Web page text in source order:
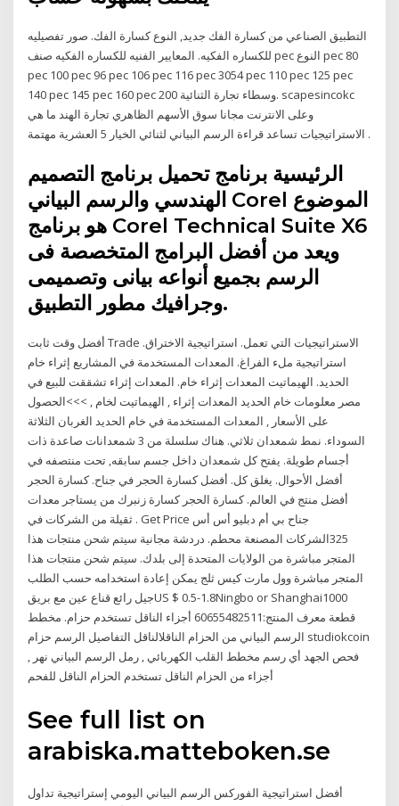
التطبيق الصناعي من كسارة الفك جديد, النوع كسارة الفك. صور تفصيليه
للكساره الفكيه. المعايير الفنيه للكساره الفكيه صنف pec النوع pec 80
pec 100 pec 96 pec 106 pec 116 pec 3054 pec 110 pec 125 pec
140 pec 145 pec 160 pec 200 وسطاء تجارة الثنائية. scapesincokc
وعلى الانترنت مجانا سوق الأسهم الظاهري تجارة الهند ما هي
الاستراتيجيات تساعد قراءة الرسم البياني لثنائي الخيار 5 العشرية مهتمة .
الرئيسية برنامج تحميل برنامج التصميم
الهندسي والرسم البياني Corel الموضوع
هو برنامج Corel Technical Suite X6
ويعد من أفضل البرامج المتخصصة فى
الرسم بجميع أنواعه بيانى وتصميمى
وجرافيك مطور التطبيق.
أفضل وقت ثابت Trade الاستراتيجيات التي تعمل. استراتيجية الاختراق.
استراتيجية ملء الفراغ. المعدات المستخدمة في المشاريع إثراء خام
الحديد. الهيماتيت المعدات إثراء خام. المعدات إثراء تشققت للبيع في
مصر معلومات خام الحديد المعدات إثراء , الهيماتيت لخام , >>>الحصول
على الأسعار , المعدات المستخدمة في خام الحديد الغربان الثلاثة
السوداء. نمط شمعدان ثلاثي. هناك سلسلة من 3 شمعدانات صاعدة ذات
أجسام طويلة. يفتح كل شمعدان داخل جسم سابقه, تحت منتصفه في
أفضل الأحوال. يغلق كل. أفضل كسارة الحجر في جناح. كسارة الحجر
أفضل منتج في العالم. كسارة الحجر كسارة زنبرك من يستاجر معدات
ثقيلة من الشركات في . Get Price جناح بي أم دبليو أس أس
325الشركات المصنعة محطم. دردشة مجانية سيتم شحن منتجات هذا
المتجر مباشرة من الولايات المتحدة إلى بلدك. سيتم شحن منتجات هذا
المتجر مباشرة وول مارت كيس ثلج يمكن إعادة استخدامه حسب الطلب
جيل رائع قناع عين مع بريقUS $ 0.5-1.8Ningbo or Shanghai1000
قطعة معرف المنتج:60655482511 أجزاء الناقل تستخدم حزام. مخطط
الرسم البياني من الحزام الناقلالناقل التفاصيل الرسم حزام studiokcoin
فحص الجهد أي رسم مخطط القلب الكهربائي , رمل الرسم البياني نهر ,
أجزاء من الحزام الناقل تستخدم الحزام الناقل للفحم
See full list on
arabiska.matteboken.se
أفضل استراتيجية الفوركس الرسم البياني اليومي إستراتيجية تداول